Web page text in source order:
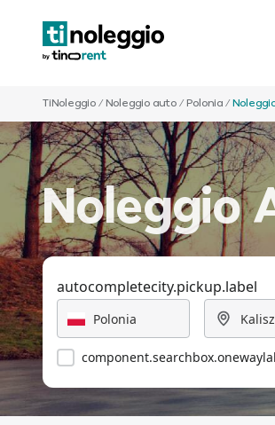
TiNoleggio / Noleggio auto / Polonia /
Noleggio
autocompletecity.pickup.label